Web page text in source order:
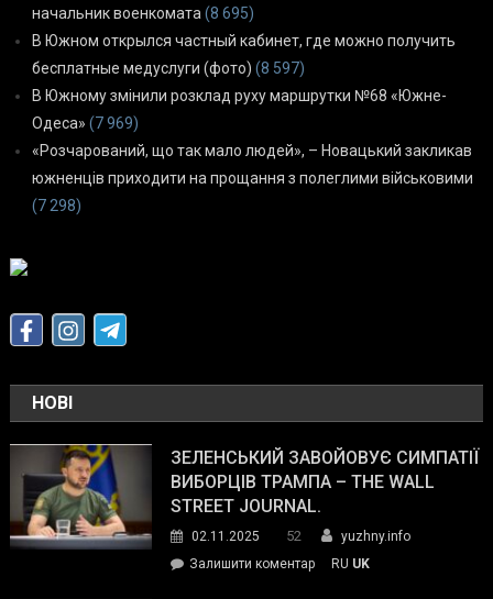
начальник военкомата (8 695)
В Южном открылся частный кабинет, где можно получить
бесплатные медуслуги (фото) (8 597)
В Южному змінили розклад руху маршрутки №68 «Южне-
Одеса» (7 969)
«Розчарований, що так мало людей», – Новацький закликав
южненців приходити на прощання з полеглими військовими
(7 298)
НОВІ
ЗЕЛЕНСЬКИЙ ЗАВОЙОВУЄ СИМПАТІЇ
ВИБОРЦІВ ТРАМПА – THE WALL
STREET JOURNAL.
02.11.2025 52
yuzhny.info
Залишити коментарon
RU UK